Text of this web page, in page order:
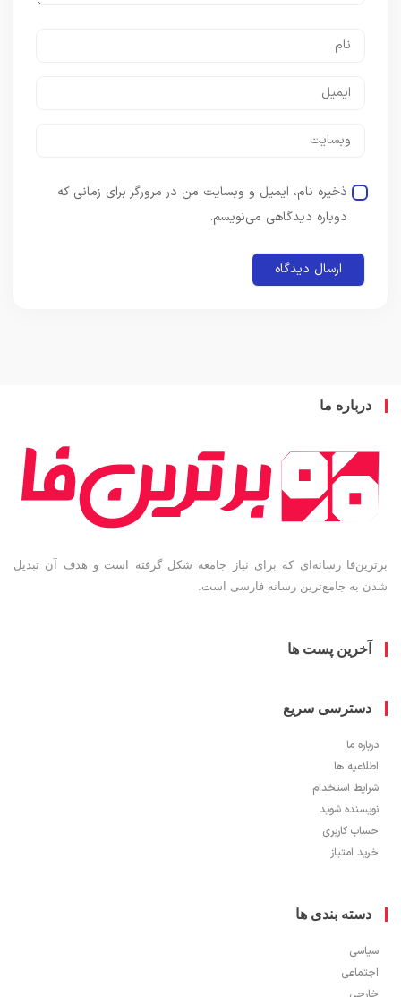
ذخیره نام، ایمیل و وبسایت من در مرورگر برای زمانی که
دوباره دیدگاهی می‌نویسم.
ما
رسانه‌ای که برای نیاز جامعه شکل گرفته است و هدف آن تبدیل
جامع‌ترین رسانه فارسی است.
پست ها
سریع
ها
استخدام
شوید
کاربری
امتیاز
بندی ها